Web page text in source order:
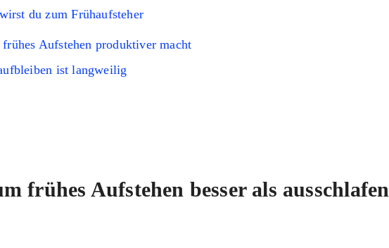
du zum Frühaufsteher
Aufstehen produktiver macht
ist langweilig
frühes Aufstehen besser als ausschlafen